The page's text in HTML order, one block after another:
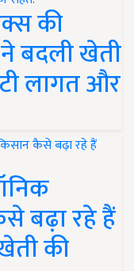
की
बदली खेती
लागत और
बढ़ा रहे हैं
की